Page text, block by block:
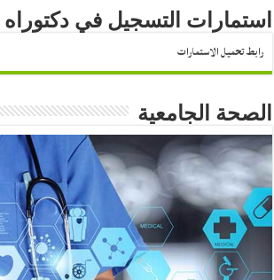
استمارات التسجيل في دكتوراه
رابط تحميل الاستمارات
الصحة الجامعية